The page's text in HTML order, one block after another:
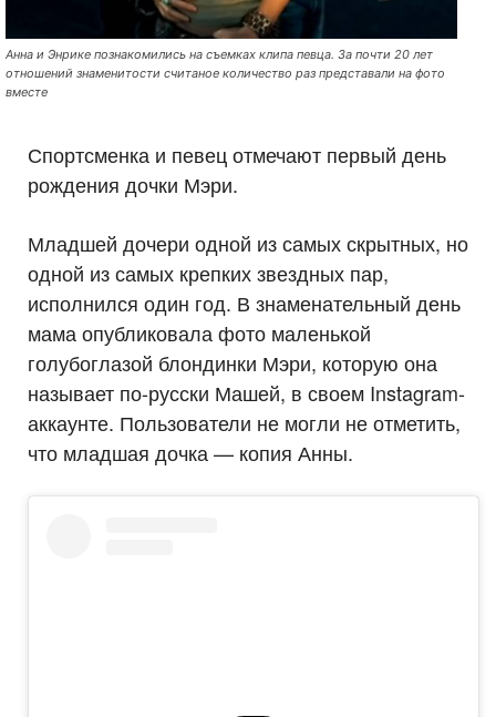
Анна и Энрике познакомились на съемках клипа певца. За почти 20 лет
отношений знаменитости считаное количество раз представали на фото
вместе
Спортсменка и певец отмечают первый день
рождения дочки Мэри.
Младшей дочери одной из самых скрытных, но
одной из самых крепких звездных пар,
исполнился один год. В знаменательный день
мама опубликовала фото маленькой
голубоглазой блондинки Мэри, которую она
называет по-русски Машей, в своем Instagram-
аккаунте. Пользователи не могли не отметить,
что младшая дочка — копия Анны.